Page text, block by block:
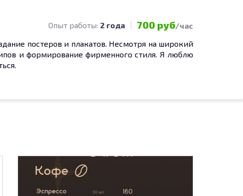
Опыт работы: 2 года 700 руб/час
постеров и плакатов. Несмотря на широкий
и формирование фирменного стиля. Я люблю